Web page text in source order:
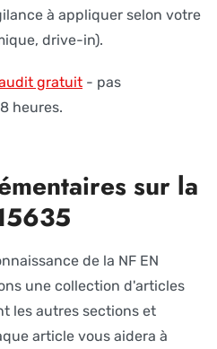
à appliquer selon votre
drive-in).
gratuit - pas
heures.
sur la
de la NF EN
une collection d'articles
les autres sections et
article vous aidera à